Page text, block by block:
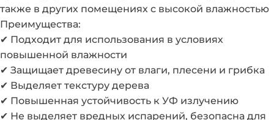
также в других помещениях с высокой влажностью
Преимущества:
✔ Подходит для использования в условиях
повышенной влажности
✔ Защищает древесину от влаги, плесени и грибка
✔ Выделяет текстуру дерева
✔ Повышенная устойчивость к УФ излучению
✔ Не выделяет вредных испарений, безопасна для